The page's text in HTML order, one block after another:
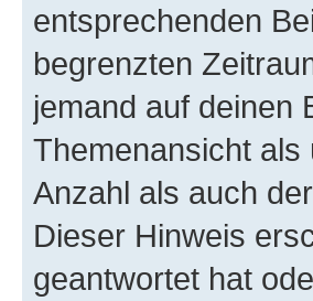
entsprechenden
begrenzten
jemand auf deinen
Themenansicht
Anzahl als auch
Dieser Hinweis
geantwortet hat